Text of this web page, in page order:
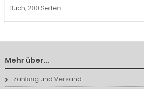
Buch, 200 Seiten
Mehr über...
Zahlung und Versand